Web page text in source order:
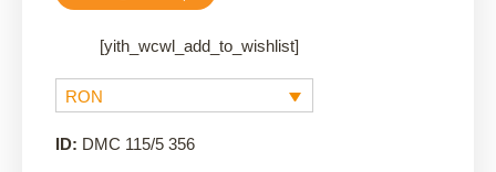
[yith_wcwl_add_to_wishlist]
RON
ID: DMC 115/5 356